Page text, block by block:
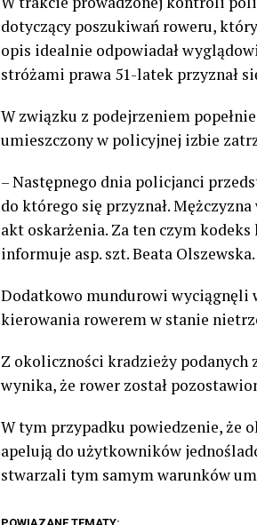
dotyczący poszukiwań roweru,
opis idealnie odpowiadał
stróżami prawa 51-latek przyznał
W związku z podejrzeniem
umieszczony w policyjnej izbie
– Następnego dnia policjanci
do którego się przyznał.
akt oskarżenia. Za ten czym
informuje asp. szt. Beata Olszewska.
Dodatkowo mundurowi wyciągnęli
kierowania rowerem w stanie
Z okoliczności kradzieży podanych
wynika, że rower został
W tym przypadku powiedzenie, że
apelują do użytkowników
stwarzali tym samym warunków